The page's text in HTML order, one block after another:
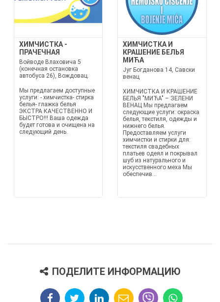
ХИМЧИСТКА -
ПРАЧЕЧНАЯ
Войводе Влаховича 5
(конечная остановка
автобуса 26), Вождовац.
Мы предлагаем доступные
услуги: - химчистка- стирка
белья- глажка белья
ЭКСТРА КАЧЕСТВЕННО И
БЫСТРО!!! Ваша одежда
будет готова и очищена на
следующий день.
ХИМЧИСТКА И
КРАШЕНИЕ БЕЛЬЯ
МИЋА
Југ Богданова 14, Савски
венац
ХИМЧИСТКА И КРАШЕНИЕ
БЕЛЬЯ "МИЋА" – ЗЕЛЕНИ
ВЕНАЦ Мы предлагаем
следующие услуги: окраска
белья, текстиля, одежды и
нижнего белья.
Предоставляем услуги
химчистки и стирки для:
текстиля свадебных
платьев одеял и покрывал
шуб из натурального и
искусственного меха Мы
обеспечив...
ПОДЕЛИТЕ ИНФОРМАЦИЮ